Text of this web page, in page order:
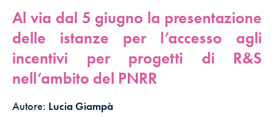
Al via dal 5 giugno la presentazione
delle istanze per l’accesso agli
incentivi per progetti di R&S
nell’ambito del PNRR
Autore: Lucia Giampà